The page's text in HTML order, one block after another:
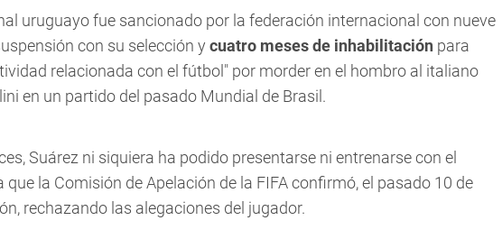
uruguayo fue sancionado por la federación internacional con nueve
con su selección y cuatro meses de inhabilitación para
relacionada con el fútbol" por morder en el hombro al italiano
en un partido del pasado Mundial de Brasil.
Suárez ni siquiera ha podido presentarse ni entrenarse con el
que la Comisión de Apelación de la FIFA confirmó, el pasado 10 de
rechazando las alegaciones del jugador.